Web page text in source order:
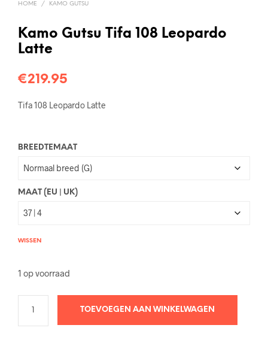
HOME / KAMO GUTSU
Kamo Gutsu Tifa 108 Leopardo
Latte
€219.95
Tifa 108 Leopardo Latte
BREEDTEMAAT
MAAT (EU | UK)
WISSEN
1 op voorraad
TOEVOEGEN AAN WINKELWAGEN